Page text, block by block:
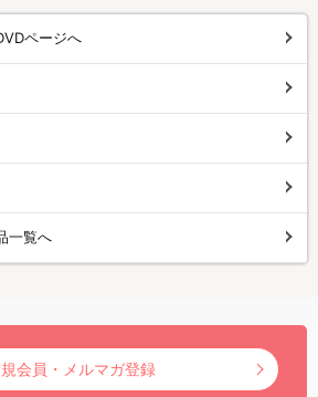
ページへ
一覧へ
会員・メルマガ登録